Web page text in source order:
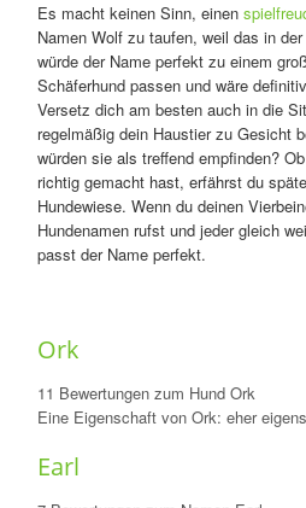
Es macht keinen Sinn, einen
Namen Wolf zu taufen, weil das in
würde der Name perfekt zu einem
Schäferhund passen und wäre
Versetz dich am besten auch in die
regelmäßig dein Haustier zu Gesicht
würden sie als treffend empfinden?
richtig gemacht hast, erfährst du
Hundewiese. Wenn du deinen
Hundenamen rufst und jeder gleich
passt der Name perfekt.
Ork
11 Bewertungen zum Hund Ork
Eine Eigenschaft von Ork: eher
Earl